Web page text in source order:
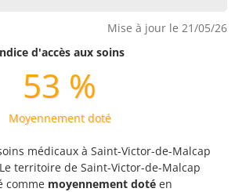
Mise à jour le 21/05/26
d'accès aux soins
53 %
Moyennement doté
médicaux à Saint-Victor-de-Malcap
territoire de Saint-Victor-de-Malcap
comme moyennement doté en